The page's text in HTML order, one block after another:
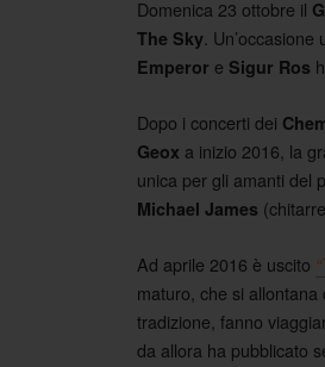
Domenica 23 ottobre il
The Sky .
Emperor e Sigur Ros
Dopo i concerti dei
Geox a inizio 2016, la
unica per gli amanti del
Michael James
Ad aprile 2016 è uscito
maturo, che si
tradizione, fanno
da allora ha pubblicato